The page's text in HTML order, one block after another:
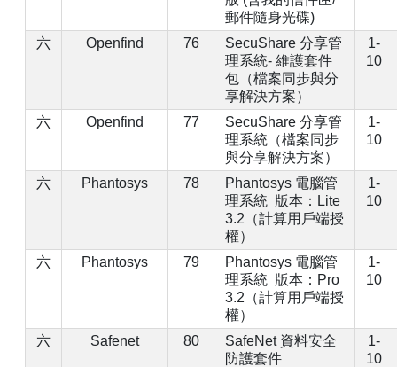
郵件隨身光碟)
六 Openfind 76
SecuShare 分享管
理系統- 維護套件
包（檔案同步與分
享解決方案）
1-
10
六 Openfind 77
SecuShare 分享管
理系統（檔案同步
與分享解決方案）
1-
10
六 Phantosys 78
Phantosys 電腦管
理系統 版本：Lite
3.2（計算用戶端授
權）
1-
10
六 Phantosys 79
Phantosys 電腦管
理系統 版本：Pro
3.2（計算用戶端授
權）
1-
10
六 Safenet 80
SafeNet 資料安全
防護套件
1-
10